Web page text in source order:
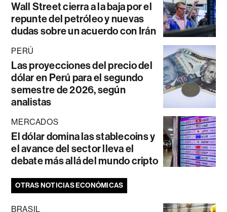
Wall Street cierra a la baja por el
repunte del petróleo y nuevas
dudas sobre un acuerdo con Irán
PERÚ
Las proyecciones del precio del
dólar en Perú para el segundo
semestre de 2026, según
analistas
MERCADOS
El dólar domina las stablecoins y
el avance del sector lleva el
debate más allá del mundo cripto
OTRAS NOTICIAS ECONÓMICAS
BRASIL